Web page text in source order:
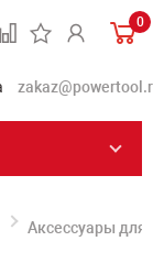
0
Аксессуары для